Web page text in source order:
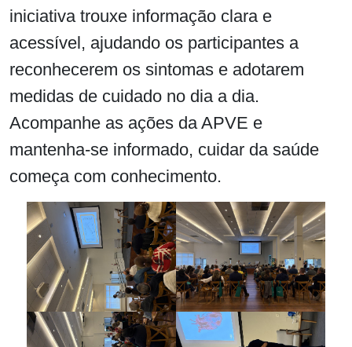
iniciativa trouxe informação clara e
acessível, ajudando os participantes a
reconhecerem os sintomas e adotarem
medidas de cuidado no dia a dia.
Acompanhe as ações da APVE e
mantenha-se informado, cuidar da saúde
começa com conhecimento.